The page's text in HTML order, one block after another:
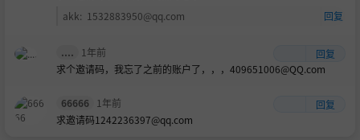
akk: 1532883950@qq.com 回复
.... 1年前
回复
求个邀请码，我忘了之前的账户了，，，409651006@QQ.com
66666 1年前
回复
求邀请码1242236397@qq.com